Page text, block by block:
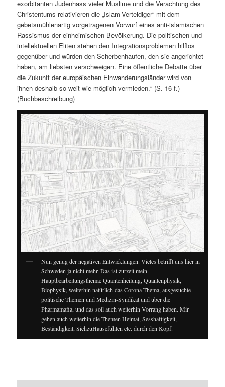
exorbitanten Judenhass vieler Muslime und die Verachtung des
Christentums relativieren die „Islam-Verteidiger“ mit dem
gebetsmühlenartig vorgetragenen Vorwurf eines anti-islamischen
Rassismus der einheimischen Bevölkerung. Die politischen und
intellektuellen Eliten stehen den Integrationsproblemen hilflos
gegenüber und würden den Scherbenhaufen, den sie angerichtet
haben, am liebsten verschweigen. Eine öffentliche Debatte über
die Zukunft der europäischen Einwanderungsländer wird von
ihnen deshalb so weit wie möglich vermieden.“ (S. 16 f.)
(Buchbeschreibung)
Nun genug der negativen Entwicklungen. Vieles betrifft uns hier in
Schweden ja nicht mehr. Das ist zurzeit mein
Hauptbearbeitungsthema: Quantenheilung, Quantenphysik,
Biophysik, weiterhin natürlich das Corona-Thema, ausgesuchte
politische Themen und Medizin-Syndikat und über die
Pharmamafia, und das soll auch weiterhin Vorrang haben. Mir
gehen auch weiterhin die Themen Heimat, Sesshaftigkeit,
Beständigkeit, SichzuHausefühlen etc. durch den Kopf.